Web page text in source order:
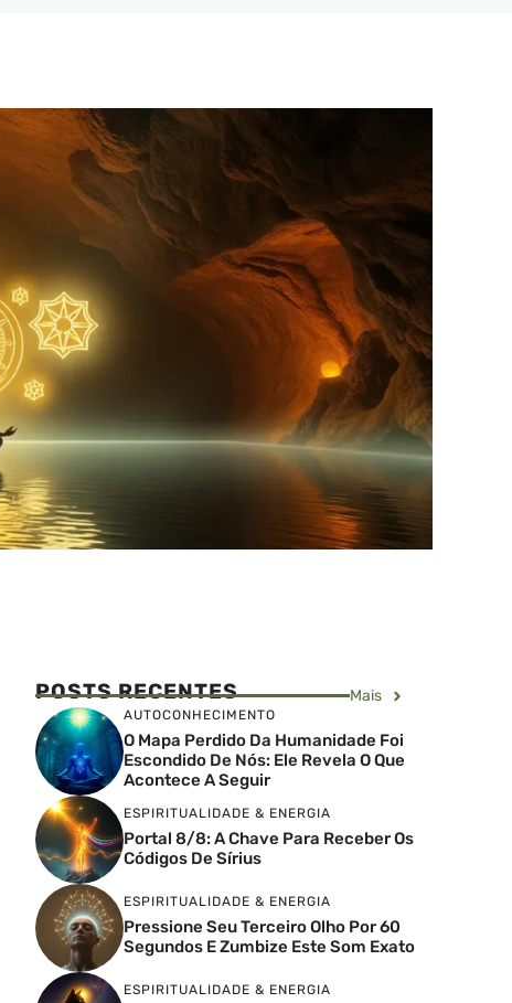
POSTS RECENTES Mais
AUTOCONHECIMENTO
O Mapa Perdido Da Humanidade Foi
Escondido De Nós: Ele Revela O Que
Acontece A Seguir
ESPIRITUALIDADE & ENERGIA
Portal 8/8: A Chave Para Receber Os
Códigos De Sírius
ESPIRITUALIDADE & ENERGIA
Pressione Seu Terceiro Olho Por 60
Segundos E Zumbize Este Som Exato
ESPIRITUALIDADE & ENERGIA